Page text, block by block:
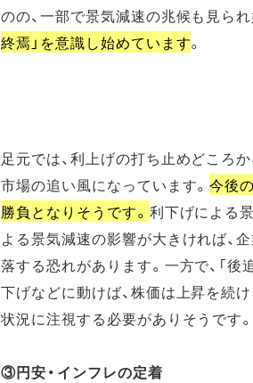
のの、一部で景気減速の兆候も見ら
終焉」を意識し始めています。
足元では、利上げの打ち止めどころ
市場の追い風になっています。今後
勝負となりそうです。 利下げによる
よる景気減速の影響が大きければ、
落する恐れがあります。一方で、「
下げなどに動けば、株価は上昇を続
状況に注視する必要がありそうです。
③円安・インフレの定着